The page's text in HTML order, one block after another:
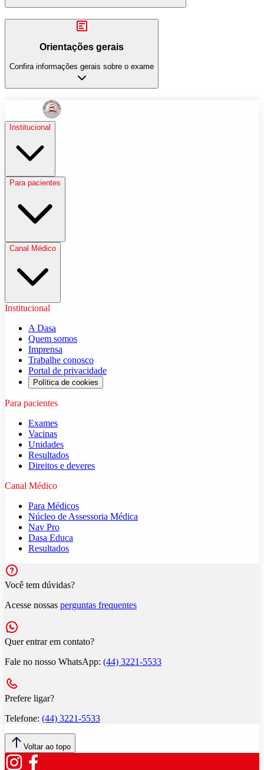
Orientações gerais
Confira informações gerais sobre o exame
Institucional
Para pacientes
Canal Médico
Institucional
A Dasa
Quem somos
Imprensa
Trabalhe conosco
Portal de privacidade
Política de cookies
Para pacientes
Exames
Vacinas
Unidades
Resultados
Direitos e deveres
Canal Médico
Para Médicos
Núcleo de Assessoria Médica
Nav Pro
Dasa Educa
Resultados
Você tem dúvidas?
Acesse nossas perguntas frequentes
Quer entrar em contato?
Fale no nosso WhatsApp: (44) 3221-5533
Prefere ligar?
Telefone: (44) 3221-5533
Voltar ao topo